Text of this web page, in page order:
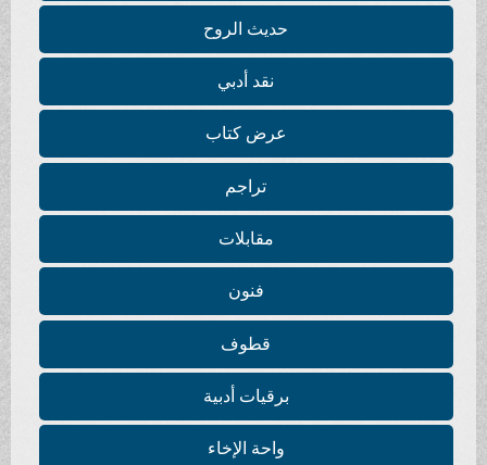
حديث الروح
نقد أدبي
عرض كتاب
تراجم
مقابلات
فنون
قطوف
برقيات أدبية
واحة الإخاء